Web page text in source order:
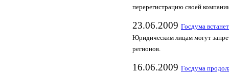
перерегистрацию своей
23.06.2009 Госдума
Юридическим лицам могут
регионов.
16.06.2009 Госдума